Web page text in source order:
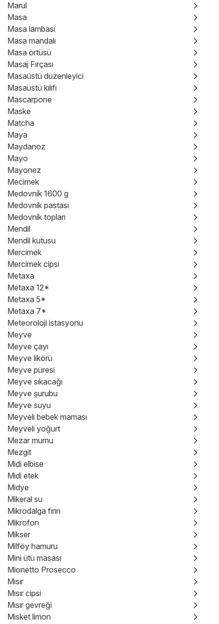
Marul
Masa
Masa lambası
Masa mandalı
Masa örtüsü
Masaj Fırçası
Masaüstü düzenleyici
Masaüstü kılıfı
Mascarpone
Maske
Matcha
Maya
Maydanoz
Mayo
Mayonez
Mecimek
Medovník 1600 g
Medovník pastası
Medovník topları
Mendil
Mendil kutusu
Mercimek
Mercimek cipsi
Metaxa
Metaxa 12*
Metaxa 5*
Metaxa 7*
Meteoroloji istasyonu
Meyve
Meyve çayı
Meyve likörü
Meyve püresi
Meyve sıkacağı
Meyve şurubu
Meyve suyu
Meyveli bebek maması
Meyveli yoğurt
Mezar mumu
Mezgit
Midi elbise
Midi etek
Midye
Mikeral su
Mikrodalga fırın
Mikrofon
Mikser
Milföy hamuru
Mini ütü masası
Mionetto Prosecco
Mısır
Mısır cipsi
Mısır gevreği
Misket limon